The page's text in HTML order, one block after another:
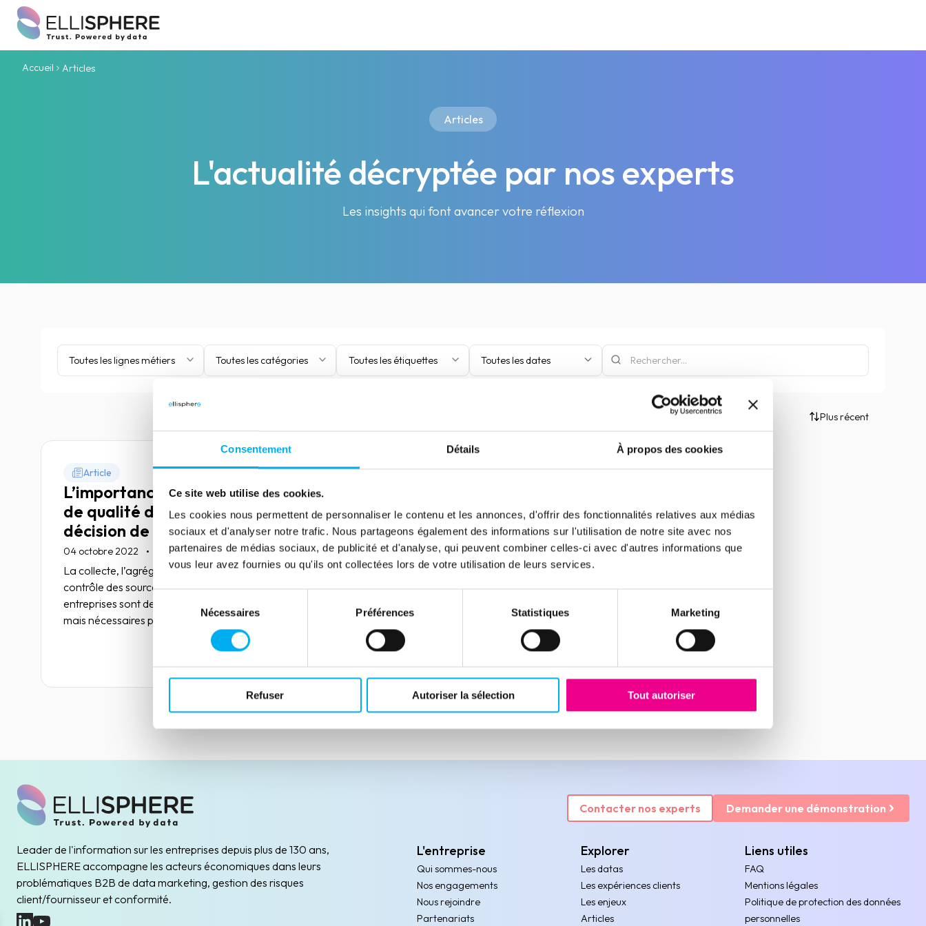
Consentement Détails À propos des cookies
Ce site web utilise des cookies.
Les cookies nous permettent de personnaliser le contenu et les annonces, d'offrir des fonctionnalités relatives aux médias
sociaux et d'analyser notre trafic. Nous partageons également des informations sur l'utilisation de notre site avec nos
partenaires de médias sociaux, de publicité et d'analyse, qui peuvent combiner celles-ci avec d'autres informations que
vous leur avez fournies ou qu'ils ont collectées lors de votre utilisation de leurs services.
consentement
Nécessaires Préférences Statistiques Marketing
Refuser Autoriser la sélection Tout autoriser
Accueil Articles
Articles
L'actualité décryptée par nos experts
Les insights qui font avancer votre réflexion
Toutes les lignes métiers Toutes les catégories Toutes les étiquettes Toutes les dates
Plus récent
Article
L’importance d’une donnée
de qualité dans la prise de
décision de crédit
04 octobre 2022 Risk management
La collecte, l’agrégation, l’unification et le
contrôle des sources d’information sur les
entreprises sont des expertises chronophages
mais nécessaires pour détenir des données
fiables et de qualité. Elles sont, pour le credit
management, un passage obligé pour garantir
des prises de décision de crédit éclairées.
Lire la suite
Contacter nos experts Demander une démonstration
Leader de l'information sur les entreprises depuis plus de 130 ans,
ELLISPHERE accompagne les acteurs économiques dans leurs
problématiques B2B de data marketing, gestion des risques
client/fournisseur et conformité.
(nouvelle fenêtre)
(nouvelle fenêtre)
L'entreprise
Qui sommes-nous
Nos engagements
Nous rejoindre
Partenariats
Explorer
Les datas
Les expériences clients
Les enjeux
Articles
Liens utiles
FAQ
Mentions légales
Politique de protection des données
personnelles